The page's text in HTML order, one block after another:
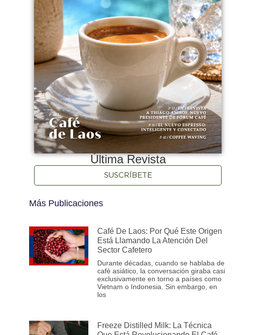
Última Revista
SUSCRÍBETE
Más Publicaciones
Café De Laos: Por Qué Este Origen
Está Llamando La Atención Del
Sector Cafetero
Durante décadas, cuando se hablaba de
café asiático, la conversación giraba casi
exclusivamente en torno a países como
Vietnam o Indonesia. Sin embargo, en
los
Freeze Distilled Milk: La Técnica